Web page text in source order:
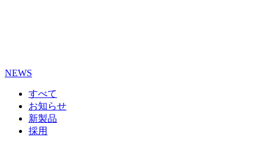
NEWS
すべて
お知らせ
新製品
採用